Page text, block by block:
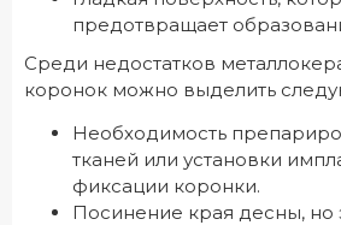
предотвращает
Среди недостатков
коронок можно выделить
Необходимость
тканей или установки
фиксации коронки.
Посинение края десны, но